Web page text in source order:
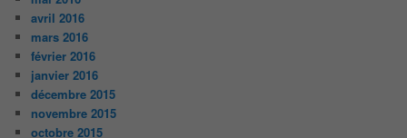
avril 2016
mars 2016
février 2016
janvier 2016
décembre 2015
novembre 2015
octobre 2015